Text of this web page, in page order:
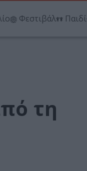
Φεστιβάλ Παιδί
τη